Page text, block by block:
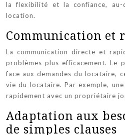
la flexibilité et la confiance,
location.
Communication et
La communication directe et
problèmes plus efficacement. Le
face aux demandes du locataire,
vie du locataire. Par exemple,
rapidement avec un propriétaire
Adaptation aux
de simples clauses